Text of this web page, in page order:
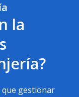
la
que gestionar